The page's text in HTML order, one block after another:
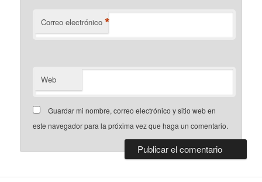
Correo electrónico *
Web
Guardar mi nombre, correo electrónico y sitio web en
este navegador para la próxima vez que haga un comentario.